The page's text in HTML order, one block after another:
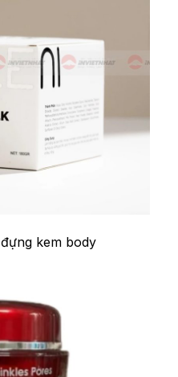
đựng kem body